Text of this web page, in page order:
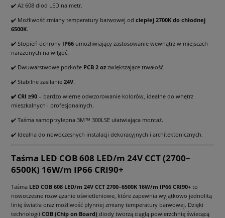
✔️ Aż 608 diod LED na metr.
✔️ Możliwość zmiany temperatury barwowej od ciepłej 2700K do chłodnej
6500K.
✔️ Stopień ochrony IP66 umożliwiający zastosowanie wewnątrz w miejscach
narażonych na wilgoć.
✔️ Dwuwarstwowe podłoże PCB 2 oz zwiększające trwałość.
✔️ Stabilne zasilanie 24V.
✔️ CRI ≥90 – bardzo wierne odwzorowanie kolorów, idealne do wnętrz
mieszkalnych i profesjonalnych.
✔️ Taśma samoprzylepna 3M™ 300LSE ułatwiająca montaż.
✔️ Idealna do nowoczesnych instalacji dekoracyjnych i architektonicznych.
Taśma LED COB 608 LED/m 24V CCT (2700–
6500K) 16W/m IP66 CRI90+
Taśma LED COB 608 LED/m 24V CCT 2700–6500K 16W/m IP66 CRI90+ to
nowoczesne rozwiązanie oświetleniowe, które zapewnia wyjątkowo jednolitą
linię światła oraz możliwość płynnej zmiany temperatury barwowej. Dzięki
technologii COB (Chip on Board) diody tworzą ciągłą powierzchnię świecącą